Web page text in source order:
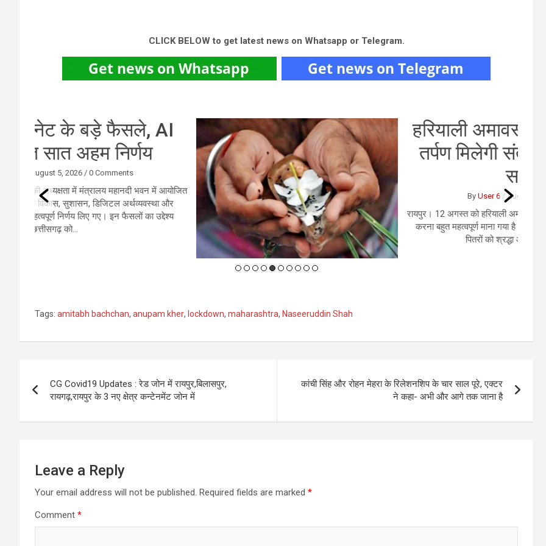
CLICK BELOW to get latest news on Whatsapp or Telegram.
हरियाली अमावस्या के दिन पितरों को दें
तर्पण मिलेगी संतुष्टि, जानिए तर्पण का
सही समय
ByUser 6/August 5, 2026
रायपुर। 12 अगस्‍त को हरियाली अमावस्‍या है। अमावस्‍या के दिन पितरों को जल अर्पित
करना बहुत महत्वपूर्ण माना गया है। इसे पितृ तर्पण कहा जाता है। माना जाता है कि
पितरों को श्रद्धा और भक्ति भाव से जल देने से...
Tags: amitabh bachchan, anupam kher, lockdown, maharashtra, Naseeruddin Shah
navigation
CG Covid19 Updates : रेड जोन में रायपुर,बिलासपुर,
रायगढ़,रायपुर के 3 नए क्षेत्र कन्टेनमेंट जोन में
कांची सिंह और रोहन मेहरा के रिलेशनशिप के चार साल पूरे, एक्टर
ने कहा- अभी और आगे तक जाना है
Leave a Reply
Your email address will not be published. Required fields are marked *
Comment *